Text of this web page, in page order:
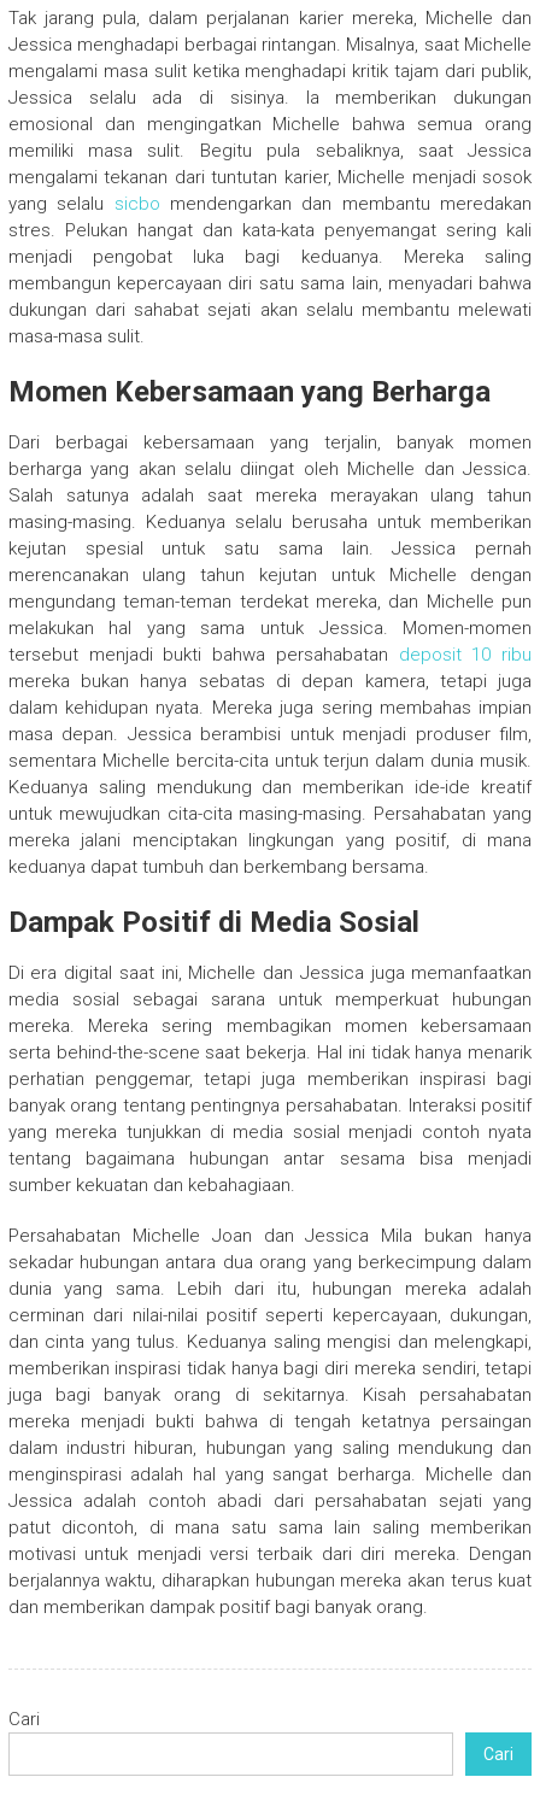
Tak jarang pula, dalam perjalanan karier mereka, Michelle dan
Jessica menghadapi berbagai rintangan. Misalnya, saat Michelle
mengalami masa sulit ketika menghadapi kritik tajam dari publik,
Jessica selalu ada di sisinya. Ia memberikan dukungan
emosional dan mengingatkan Michelle bahwa semua orang
memiliki masa sulit. Begitu pula sebaliknya, saat Jessica
mengalami tekanan dari tuntutan karier, Michelle menjadi sosok
yang selalu sicbo mendengarkan dan membantu meredakan
stres. Pelukan hangat dan kata-kata penyemangat sering kali
menjadi pengobat luka bagi keduanya. Mereka saling
membangun kepercayaan diri satu sama lain, menyadari bahwa
dukungan dari sahabat sejati akan selalu membantu melewati
masa-masa sulit.
Momen Kebersamaan yang Berharga
Dari berbagai kebersamaan yang terjalin, banyak momen
berharga yang akan selalu diingat oleh Michelle dan Jessica.
Salah satunya adalah saat mereka merayakan ulang tahun
masing-masing. Keduanya selalu berusaha untuk memberikan
kejutan spesial untuk satu sama lain. Jessica pernah
merencanakan ulang tahun kejutan untuk Michelle dengan
mengundang teman-teman terdekat mereka, dan Michelle pun
melakukan hal yang sama untuk Jessica. Momen-momen
tersebut menjadi bukti bahwa persahabatan deposit 10 ribu
mereka bukan hanya sebatas di depan kamera, tetapi juga
dalam kehidupan nyata. Mereka juga sering membahas impian
masa depan. Jessica berambisi untuk menjadi produser film,
sementara Michelle bercita-cita untuk terjun dalam dunia musik.
Keduanya saling mendukung dan memberikan ide-ide kreatif
untuk mewujudkan cita-cita masing-masing. Persahabatan yang
mereka jalani menciptakan lingkungan yang positif, di mana
keduanya dapat tumbuh dan berkembang bersama.
Dampak Positif di Media Sosial
Di era digital saat ini, Michelle dan Jessica juga memanfaatkan
media sosial sebagai sarana untuk memperkuat hubungan
mereka. Mereka sering membagikan momen kebersamaan
serta behind-the-scene saat bekerja. Hal ini tidak hanya menarik
perhatian penggemar, tetapi juga memberikan inspirasi bagi
banyak orang tentang pentingnya persahabatan. Interaksi positif
yang mereka tunjukkan di media sosial menjadi contoh nyata
tentang bagaimana hubungan antar sesama bisa menjadi
sumber kekuatan dan kebahagiaan.
Persahabatan Michelle Joan dan Jessica Mila bukan hanya
sekadar hubungan antara dua orang yang berkecimpung dalam
dunia yang sama. Lebih dari itu, hubungan mereka adalah
cerminan dari nilai-nilai positif seperti kepercayaan, dukungan,
dan cinta yang tulus. Keduanya saling mengisi dan melengkapi,
memberikan inspirasi tidak hanya bagi diri mereka sendiri, tetapi
juga bagi banyak orang di sekitarnya. Kisah persahabatan
mereka menjadi bukti bahwa di tengah ketatnya persaingan
dalam industri hiburan, hubungan yang saling mendukung dan
menginspirasi adalah hal yang sangat berharga. Michelle dan
Jessica adalah contoh abadi dari persahabatan sejati yang
patut dicontoh, di mana satu sama lain saling memberikan
motivasi untuk menjadi versi terbaik dari diri mereka. Dengan
berjalannya waktu, diharapkan hubungan mereka akan terus kuat
dan memberikan dampak positif bagi banyak orang.
Cari
Cari